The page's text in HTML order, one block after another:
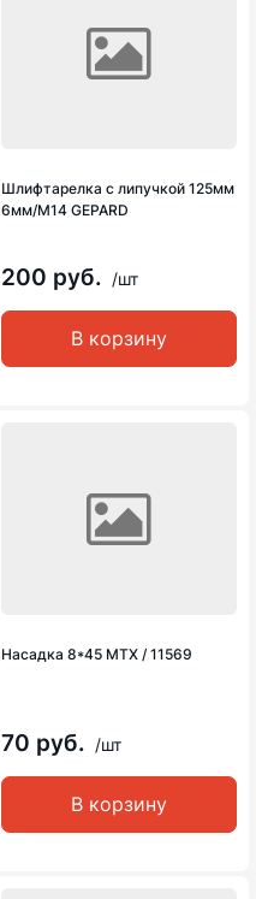
Шлифтарелка с липучкой 125мм
6мм/М14 GEPARD
200 руб. /шт
В корзину
Насадка 8*45 MTX / 11569
70 руб. /шт
В корзину